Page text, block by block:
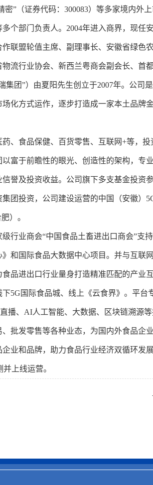
密”（证券代码：300083）等多家境内外
个部门负责人。2004年进入商界，现任
联盟轮值主席、副理事长、安徽省绿色
流行业协会、新西兰粤商会副会长、首
集团”）由夏阳先生创立于2007年。公司
化方式运作，逐步打造成一家本土品牌
、食品保健、百货零售、互联网+等，
富于前瞻性的眼光、创造性的架构，专
誉及投资收益。公司旗下多支基金投资
团投资，公司建设运营的中国（安徽）
）。
行业商会“中国食品土畜进出口商会”支
和国际食品大数据中心项目。并与互联
品进出口行业量身打造精准匹配的产业互
5G国际食品城、线上《云食界》。平
播、AI人工智能、大数据、区块链溯源
批发零售等各种业态，为国内外食品企
业和品牌，助力食品行业经济双循环发
上线运营。